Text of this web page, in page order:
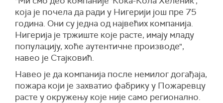
која је почела да ради у Нигерији још пре 75
година. Они су једна од највећих компанија.
Нигерија је тржиште које расте, имају младу
популацију, хоће аутентичне производе",
навео је Стајковић.
Навео је да компанија после немилог догађаја,
пожара који је захватио фабрику у Пожаревцу
расте у окружењу које није само регионално.